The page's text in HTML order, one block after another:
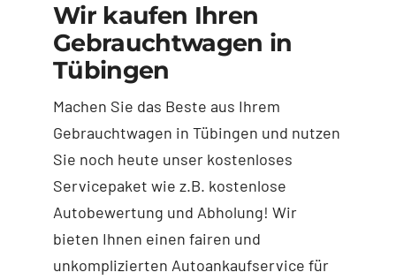
Wir kaufen Ihren
Gebrauchtwagen in
Tübingen
Machen Sie das Beste aus Ihrem
Gebrauchtwagen in Tübingen und nutzen
Sie noch heute unser kostenloses
Servicepaket wie z.B. kostenlose
Autobewertung und Abholung! Wir
bieten Ihnen einen fairen und
unkomplizierten Autoankaufservice für